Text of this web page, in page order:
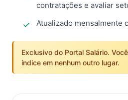
contratações e avaliar
Atualizado mensalmente
Exclusivo do Portal Salário.
índice em nenhum outro lugar.